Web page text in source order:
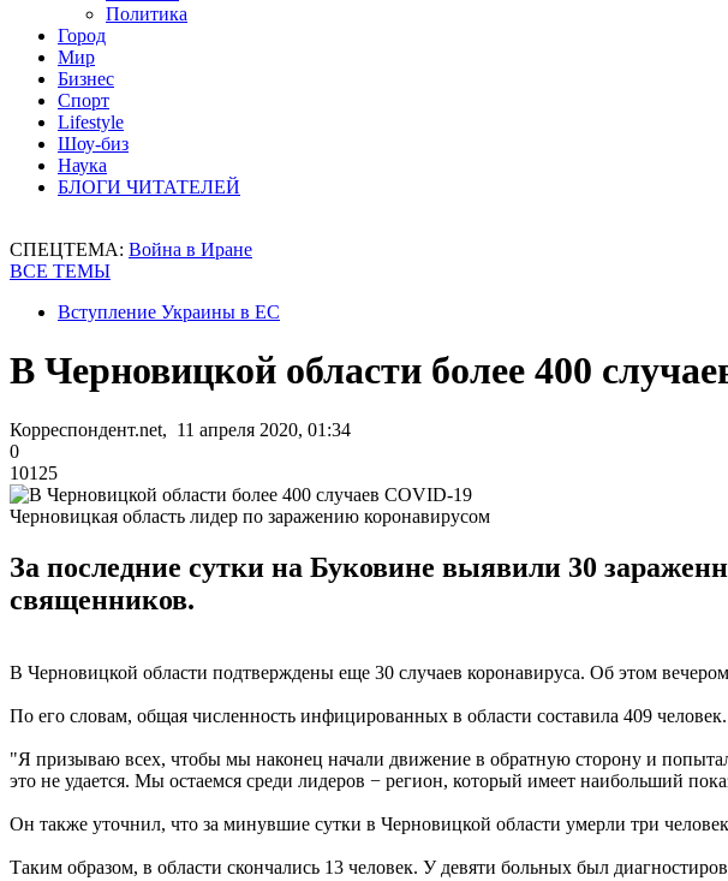
Политика
Город
Мир
Бизнес
Спорт
Lifestyle
Шоу-биз
Наука
БЛОГИ ЧИТАТЕЛЕЙ
СПЕЦТЕМА: Война в Иране
ВСЕ ТЕМЫ
Вступление Украины в ЕС
В Черновицкой области более 400
Корреспондент.net, 11 апреля 2020, 01:34
0
10125
Черновицкая область лидер по заражению коронавирусом
За последние сутки на Буковине выявили 30
священников.
В Черновицкой области подтверждены еще 30 случаев коронавируса. Об этом
По его словам, общая численность инфицированных в области составила 409 человек.
"Я призываю всех, чтобы мы наконец начали движение в обратную сторону и
это не удается. Мы остаемся среди лидеров − регион, который имеет наибольший
Он также уточнил, что за минувшие сутки в Черновицкой области умерли три
Таким образом, в области скончались 13 человек. У девяти больных был